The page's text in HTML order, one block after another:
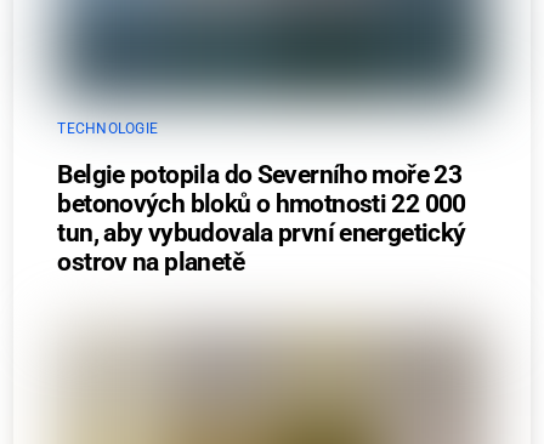
TECHNOLOGIE
Belgie potopila do Severního moře 23
betonových bloků o hmotnosti 22 000
tun, aby vybudovala první energetický
ostrov na planetě